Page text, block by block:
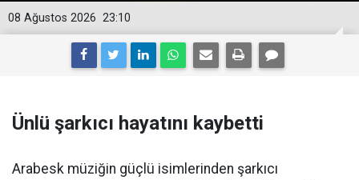
23:10
08 Ağustos 2026
Ünlü şarkıcı hayatını kaybetti
Arabesk müziğin güçlü isimlerinden şarkıcı